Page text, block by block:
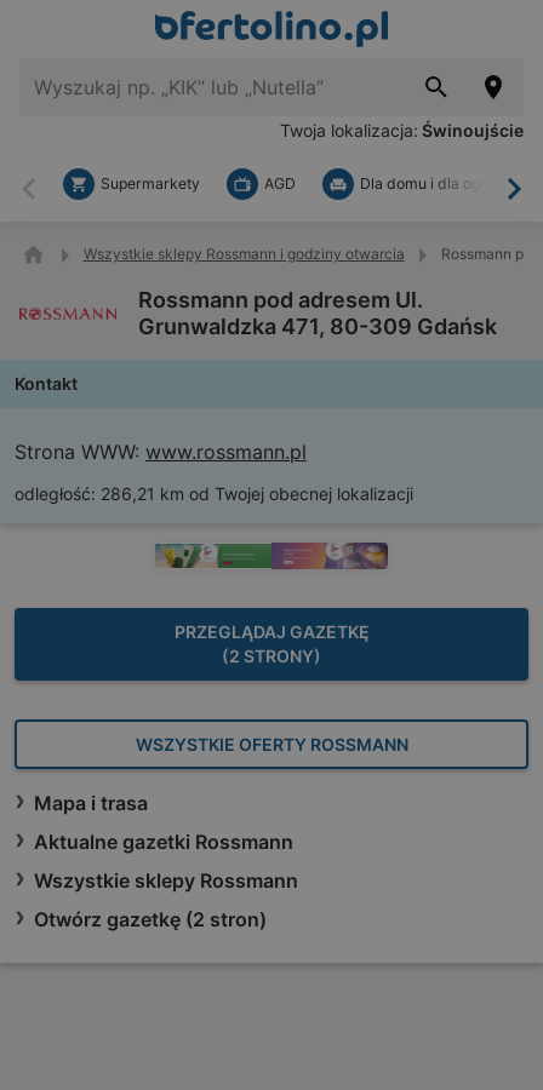
Twoja lokalizacja: Świnoujście
Wstecz
Supermarkety AGD Dla domu i dla ogrodu
Wszystkie sklepy Rossmann i godziny otwarcia Rossmann
Rossmann pod adresem Ul.
Grunwaldzka 471, 80-309 Gdańsk
Kontakt
Strona WWW: www.rossmann.pl
odległość: 286,21 km od Twojej obecnej lokalizacji
PRZEGLĄDAJ GAZETKĘ
(2 STRONY)
WSZYSTKIE OFERTY ROSSMANN
Mapa i trasa
Aktualne gazetki Rossmann
Wszystkie sklepy Rossmann
Otwórz gazetkę (2 stron)